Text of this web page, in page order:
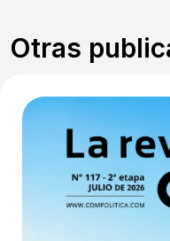
Otras